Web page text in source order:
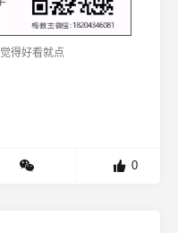
觉得好看就点
0